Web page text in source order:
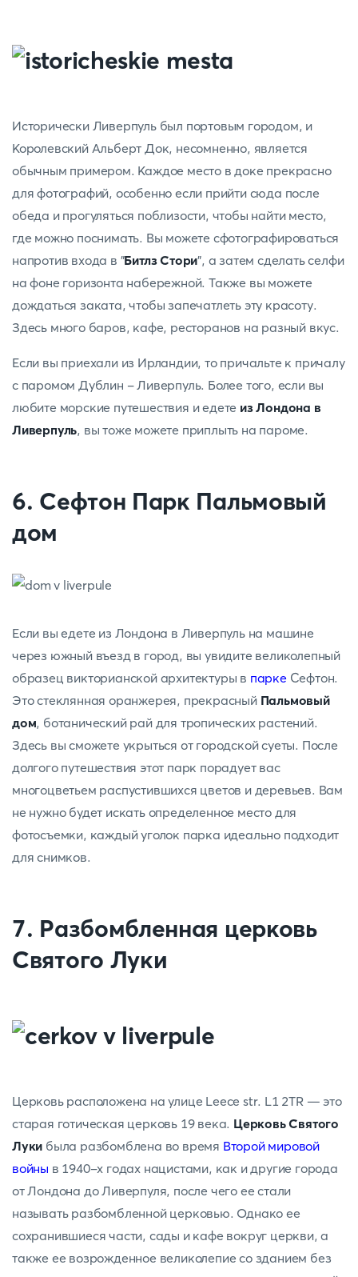
Исторически Ливерпуль был портовым городом, и
Королевский Альберт Док, несомненно, является
обычным примером. Каждое место в доке прекрасно
для фотографий, особенно если прийти сюда после
обеда и прогуляться поблизости, чтобы найти место,
где можно поснимать. Вы можете сфотографироваться
напротив входа в "Битлз Стори", а затем сделать селфи
на фоне горизонта набережной. Также вы можете
дождаться заката, чтобы запечатлеть эту красоту.
Здесь много баров, кафе, ресторанов на разный вкус.
Если вы приехали из Ирландии, то причальте к причалу
с паромом Дублин - Ливерпуль. Более того, если вы
любите морские путешествия и едете из Лондона в
Ливерпуль, вы тоже можете приплыть на пароме.
6. Сефтон Парк Пальмовый
дом
Если вы едете из Лондона в Ливерпуль на машине
через южный въезд в город, вы увидите великолепный
образец викторианской архитектуры в паркеСефтон.
Это стеклянная оранжерея, прекрасныйПальмовый
дом, ботанический рай для тропических растений.
Здесь вы сможете укрыться от городской суеты. После
долгого путешествия этот парк порадует вас
многоцветьем распустившихся цветов и деревьев. Вам
не нужно будет искать определенное место для
фотосъемки, каждый уголок парка идеально подходит
для снимков.
7. Разбомбленная церковь
Святого Луки
Церковь расположена на улице Leece str. L1 2TR — это
старая готическая церковь 19 века. Церковь Святого
Луки была разбомблена во время Второй мировой
войны в 1940-х годах нацистами, как и другие города
от Лондона до Ливерпуля, после чего ее стали
называть разбомбленной церковью. Однако ее
сохранившиеся части, сады и кафе вокруг церкви, а
также ее возрожденное великолепие со зданием без